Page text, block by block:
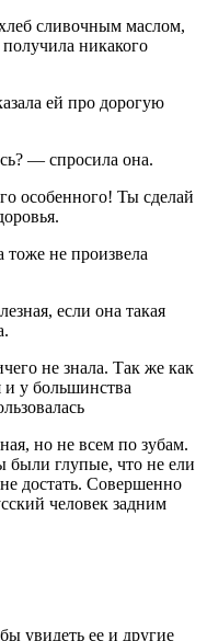
сливочным маслом,
никакого
ей про дорогую
— спросила она.
особенного! Ты сделай
тоже не произвела
если она такая
не знала. Так же как
и у большинства
но не всем по зубам.
глупые, что не ели
достать. Совершенно
человек задним
увидеть ее и другие